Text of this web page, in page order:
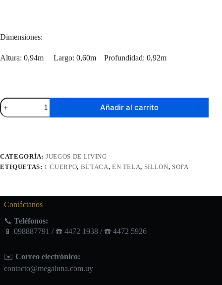
Dimensiones:
Altura: 0,94m Largo: 0,60m Profundidad: 0,92m
Sofá
Butaca
Flower
Añadir al carrito
CATEGORÍA:JUEGOS DE LIVING
ETIQUETAS: 1 CUERPO, BUTACA, EN TELA, SILLON, SOFA
Contáctanos
📞 Teléfonos:
📱 098887791 / ☎️ 4472 1938 / ☎️ 4472 5926
✉️ Correo electrónico:
contacto@megaluna.com.uy